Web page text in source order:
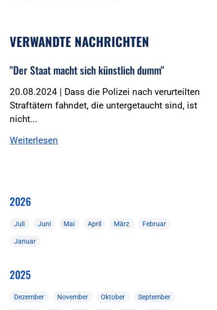
VERWANDTE NACHRICHTEN
"Der Staat macht sich künstlich dumm"
20.08.2024 | Dass die Polizei nach verurteilten
Straftätern fahndet, die untergetaucht sind, ist
nicht...
Weiterlesen
2026
Juli Juni Mai April März Februar
Januar
2025
Dezember November Oktober September